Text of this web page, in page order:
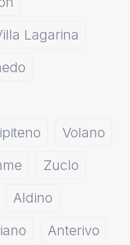
Lagarina
Volano
Zuclo
Aldino
Anterivo